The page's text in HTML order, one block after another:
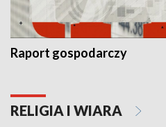
Raport gospodarczy
RELIGIA I WIARA